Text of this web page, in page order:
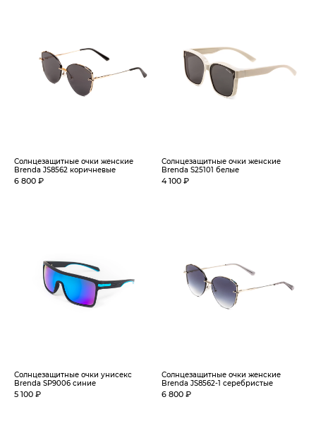
Солнцезащитные очки женские
Brenda JS8562 коричневые
6 800 ₽
Солнцезащитные очки женские
Brenda S25101 белые
4 100 ₽
Солнцезащитные очки унисекс
Brenda SP9006 синие
5 100 ₽
Солнцезащитные очки женские
Brenda JS8562-1 серебристые
6 800 ₽